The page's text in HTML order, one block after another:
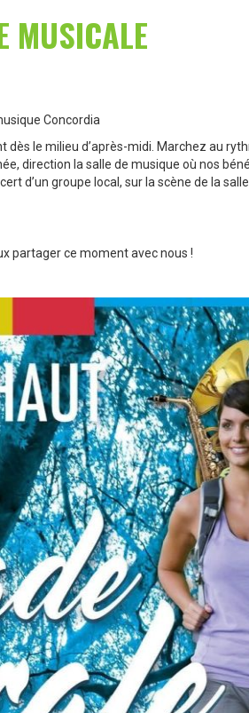
MUSICALE
Concordia
le milieu d’après-midi. Marchez au
direction la salle de musique où nos
d’un groupe local, sur la scène de la
partager ce moment avec nous !